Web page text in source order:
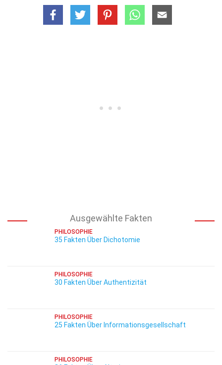
Ausgewählte Fakten
PHILOSOPHIE
35 Fakten Über Dichotomie
PHILOSOPHIE
30 Fakten Über Authentizität
PHILOSOPHIE
25 Fakten Über Informationsgesellschaft
PHILOSOPHIE